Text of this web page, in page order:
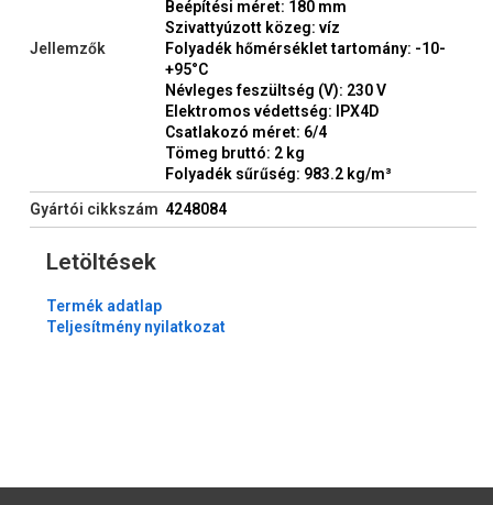
Jellemzők
Beépítési méret: 180 mm
Szivattyúzott közeg: víz
Folyadék hőmérséklet tartomány: -10-
+95°C
Névleges feszültség (V): 230 V
Elektromos védettség: IPX4D
Csatlakozó méret: 6/4
Tömeg bruttó: 2 kg
Folyadék sűrűség: 983.2 kg/m³
Gyártói cikkszám 4248084
Letöltések
Termék adatlap
Teljesítmény nyilatkozat